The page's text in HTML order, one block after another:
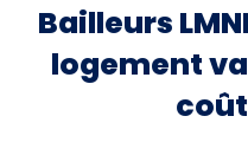
Bailleurs
logement